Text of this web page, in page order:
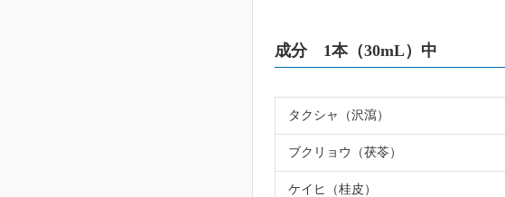
成分 1本（30mL）中
タクシャ（沢瀉）
ブクリョウ（茯苓）
ケイヒ（桂皮）